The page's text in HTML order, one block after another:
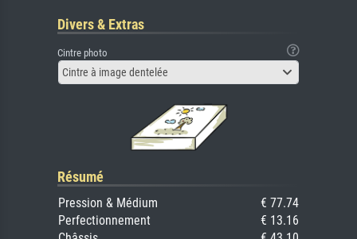
Divers & Extras
Cintre photo
Cintre à image dentelée
Résumé
Pression & Médium
€ 77.74
Perfectionnement
€ 13.16